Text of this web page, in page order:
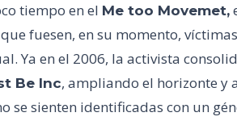
tiempo en el Me too Movemet,
fuesen, en su momento,
Ya en el 2006, la activista
Be Inc, ampliando el horizonte y
se sienten identificadas con un